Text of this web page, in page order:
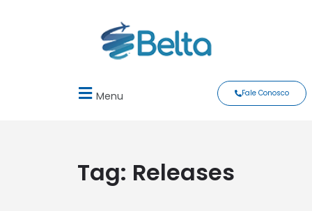
Menu Fale Conosco
Tag: Releases